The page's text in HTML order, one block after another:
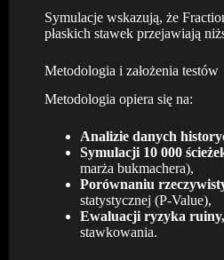
Symulacje wskazują, że
płaskich stawek przejawiają
Metodologia i założenia testów
Metodologia opiera się na:
Analizie danych
Symulacji 10 000
marża bukmachera),
Porównaniu
statystycznej (P-Value),
Ewaluacji ryzyka
stawkowania.